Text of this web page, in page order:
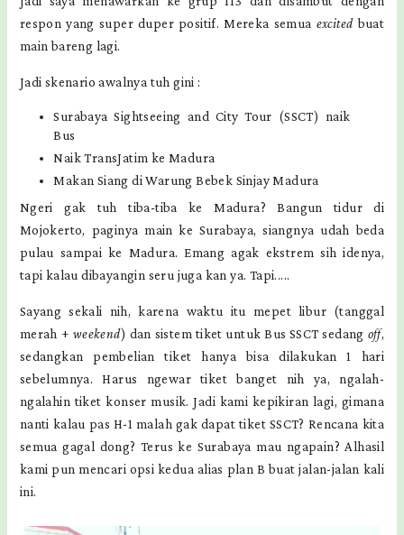
respon yang super duper positif. Mereka semua excitedbuat
main bareng lagi.
Jadi skenario awalnya tuh gini :
Surabaya Sightseeing and City Tour (SSCT) naik
Bus
Naik TransJatim ke Madura
Makan Siang di Warung Bebek Sinjay Madura
Ngeri gak tuh tiba-tiba ke Madura? Bangun tidur di
Mojokerto, paginya main ke Surabaya, siangnya udah beda
pulau sampai ke Madura. Emang agak ekstrem sih idenya,
tapi kalau dibayangin seru juga kan ya. Tapi.....
Sayang sekali nih, karena waktu itu mepet libur (tanggal
merah + weekend) dan sistem tiket untuk Bus SSCT sedang off,
sedangkan pembelian tiket hanya bisa dilakukan 1 hari
sebelumnya. Harus ngewar tiket banget nih ya, ngalah-
ngalahin tiket konser musik. Jadi kami kepikiran lagi, gimana
nanti kalau pas H-1 malah gak dapat tiket SSCT? Rencana kita
semua gagal dong? Terus ke Surabaya mau ngapain? Alhasil
kami pun mencari opsi kedua alias plan B buat jalan-jalan kali
ini.